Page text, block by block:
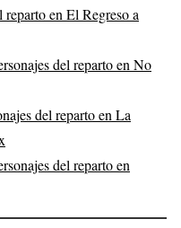
reparto en El Regreso a
del reparto en No
del reparto en La
del reparto en